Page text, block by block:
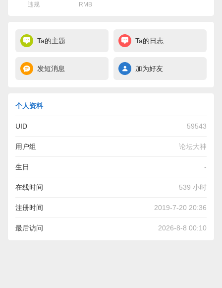
违规 RMB
Ta的主题 Ta的日志
发短消息 加为好友
个人资料
UID 59543
用户组 论坛大神
生日 -
在线时间 539 小时
注册时间 2019-7-20 20:36
最后访问 2026-8-8 00:10